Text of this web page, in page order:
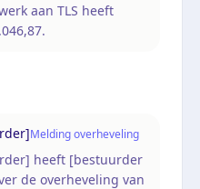
aan TLS heeft
Melding overheveling
heeft [bestuurder
de overheveling van